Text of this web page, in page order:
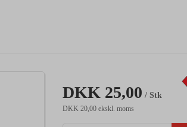
DKK 25,00 / Stk
DKK 20,00 ekskl. moms